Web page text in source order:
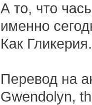
А то, что
именно
Как Гликерия.
Перевод на
Gwendolyn,